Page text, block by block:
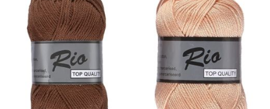
LA
LISTE
D'ACHATS
COMPARATEUR
LA
LISTE
D'ACHATS
COMPARATEUR